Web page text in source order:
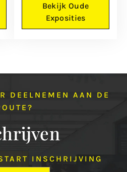
Bekijk Oude
Exposities
DEELNEMEN AAN DE
INSCHRIJVING